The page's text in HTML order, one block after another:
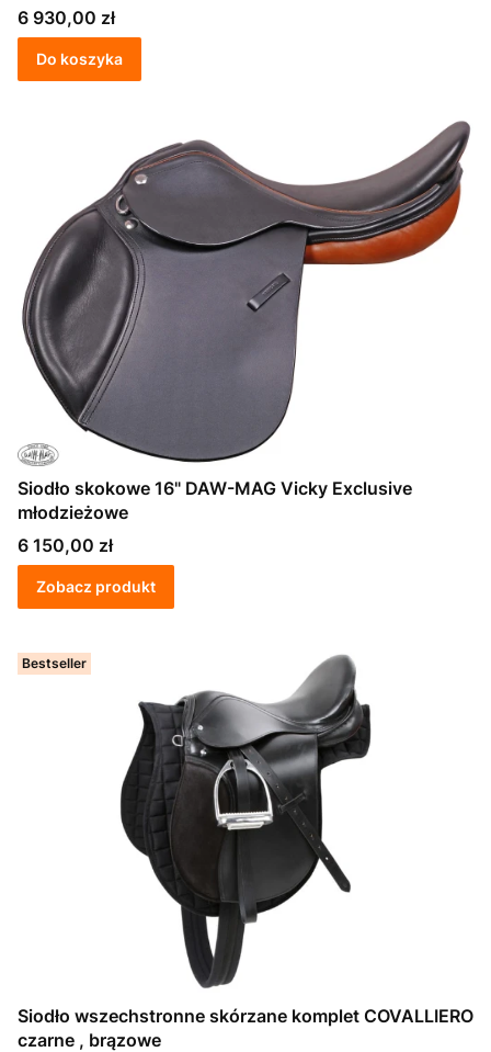
Cena
6 930,00 zł
Do koszyka
Siodło skokowe 16" DAW-MAG Vicky Exclusive
młodzieżowe
Cena
6 150,00 zł
Zobacz produkt
Bestseller
Siodło wszechstronne skórzane komplet COVALLIERO
czarne , brązowe